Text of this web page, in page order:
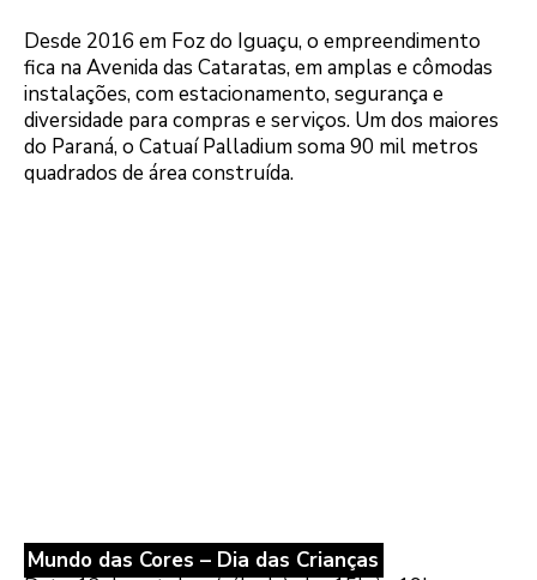
Desde 2016 em Foz do Iguaçu, o empreendimento
fica na Avenida das Cataratas, em amplas e cômodas
instalações, com estacionamento, segurança e
diversidade para compras e serviços. Um dos maiores
do Paraná, o Catuaí Palladium soma 90 mil metros
quadrados de área construída.
Mundo das Cores – Dia das Crianças